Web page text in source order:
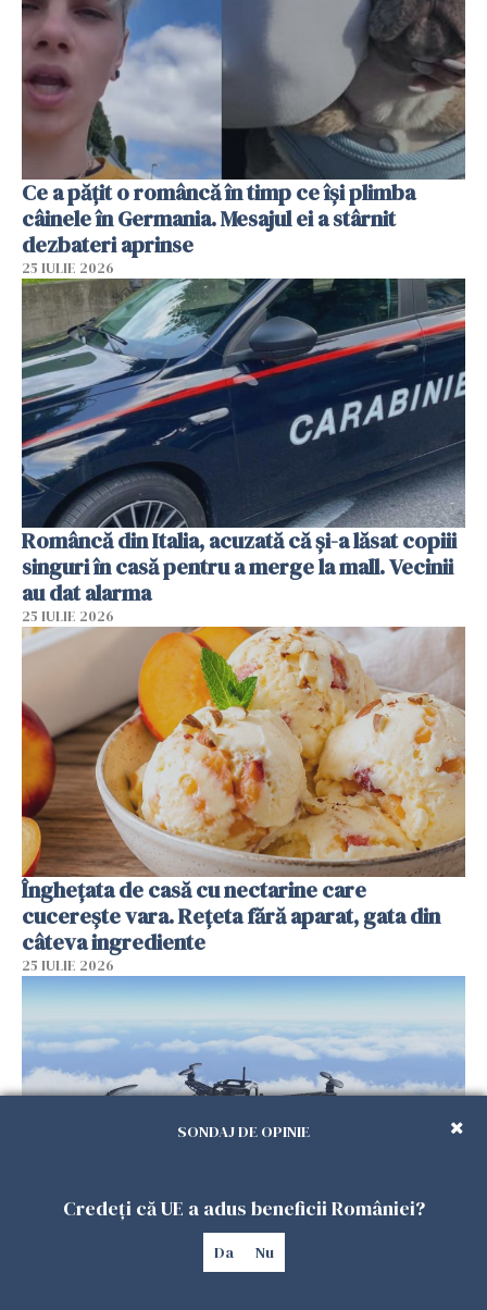
Ce a pățit o româncă în timp ce își plimba
câinele în Germania. Mesajul ei a stârnit
dezbateri aprinse
25 IULIE 2026
Româncă din Italia, acuzată că și-a lăsat copiii
singuri în casă pentru a merge la mall. Vecinii
au dat alarma
25 IULIE 2026
Înghețata de casă cu nectarine care
cucerește vara. Rețeta fără aparat, gata din
câteva ingrediente
25 IULIE 2026
Încă o dronă a fost doborâtă de un F-16
românesc după ce a intrat ilegal în spațiul
SONDAJ DE OPINIE
Credeți că UE a adus beneficii României?
Da Nu